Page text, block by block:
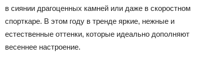
в сиянии драгоценных камней или даже в скоростном
спорткаре. В этом году в тренде яркие, нежные и
естественные оттенки, которые идеально дополняют
весеннее настроение.